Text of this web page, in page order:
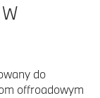
do
offroadowym